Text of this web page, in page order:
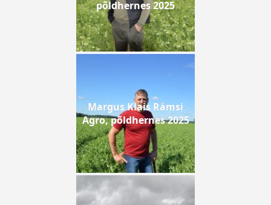
põldhernes 2025
Margus Klais Rämsi
Agro, põldhernes 2025